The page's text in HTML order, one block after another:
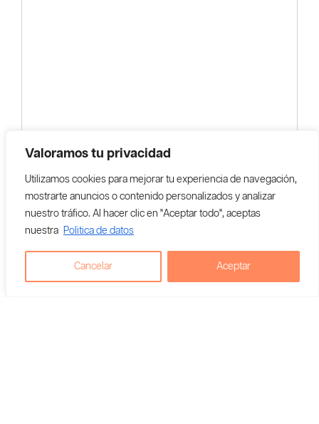
Valoramos tu privacidad
Utilizamos cookies para mejorar tu experiencia de navegación,
mostrarte anuncios o contenido personalizados y analizar
nuestro tráfico. Al hacer clic en "Aceptar todo", aceptas
nuestra Politica de datos
Cancelar Aceptar